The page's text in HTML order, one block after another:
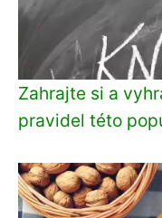
Zahrajte si a
pravidel této